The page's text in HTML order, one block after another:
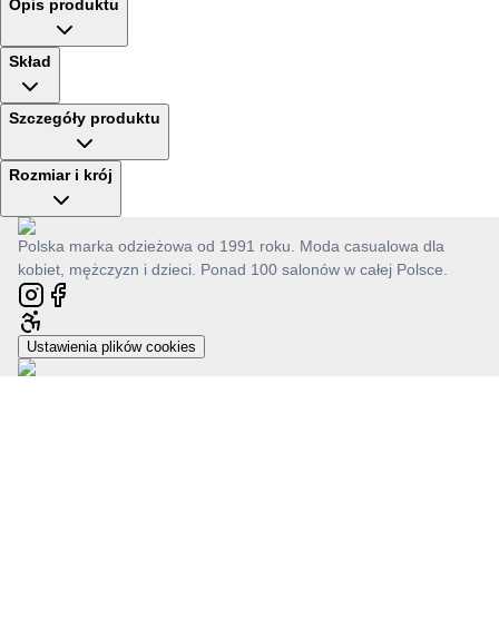
Opis produktu
Skład
Szczegóły produktu
Rozmiar i krój
Polska marka odzieżowa od 1991 roku. Moda casualowa dla
kobiet, mężczyzn i dzieci. Ponad 100 salonów w całej Polsce.
Ustawienia plików cookies